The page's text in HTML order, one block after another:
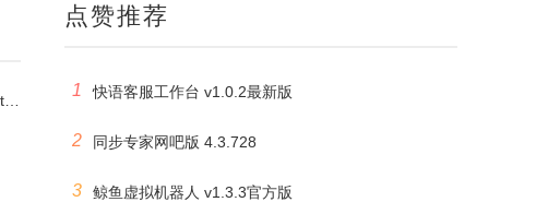
点赞推荐
1 快语客服工作台 v1.0.2最新版
2 同步专家网吧版 4.3.728
3 鲸鱼虚拟机器人 v1.3.3官方版